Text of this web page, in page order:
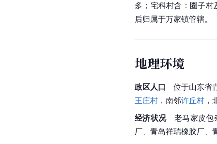
多；宅科村含：圈子
后归属于万家镇管辖。
地理环境
政区人口 位于山东省
王庄村 ，南邻许丘村
经济状况 老马家皮包
厂、青岛祥瑞橡胶厂、